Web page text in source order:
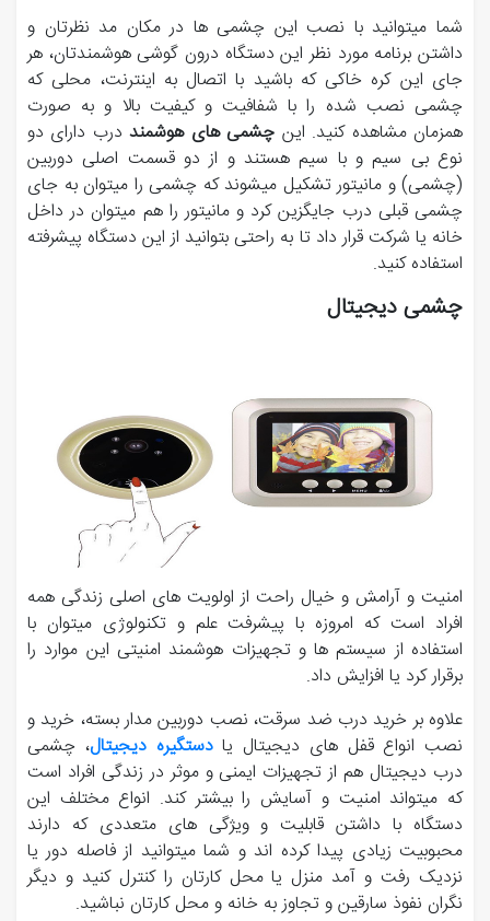
شما میتوانید با نصب این چشمی ها در مکان مد نظرتان و
داشتن برنامه مورد نظر این دستگاه درون گوشی هوشمندتان، هر
جای این کره خاکی که باشید با اتصال به اینترنت، محلی که
چشمی نصب شده را با شفافیت و کیفیت بالا و به صورت
همزمان مشاهده کنید. این چشمی های هوشمند درب دارای دو
نوع بی سیم و با سیم هستند و از دو قسمت اصلی دوربین
(چشمی) و مانیتور تشکیل میشوند که چشمی را میتوان به جای
چشمی قبلی درب جایگزین کرد و مانیتور را هم میتوان در داخل
خانه یا شرکت قرار داد تا به راحتی بتوانید از این دستگاه پیشرفته
استفاده کنید.
چشمی دیجیتال
امنیت و آرامش و خیال راحت از اولویت های اصلی زندگی همه
افراد است که امروزه با پیشرفت علم و تکنولوژی میتوان با
استفاده از سیستم ها و تجهیزات هوشمند امنیتی این موارد را
برقرار کرد یا افزایش داد.
علاوه بر خرید درب ضد سرقت، نصب دوربین مدار بسته، خرید و
نصب انواع قفل های دیجیتال یادستگیره دیجیتال، چشمی
درب دیجیتال هم از تجهیزات ایمنی و موثر در زندگی افراد است
که میتواند امنیت و آسایش را بیشتر کند. انواع مختلف این
دستگاه با داشتن قابلیت و ویژگی های متعددی که دارند
محبوبیت زیادی پیدا کرده اند و شما میتوانید از فاصله دور یا
نزدیک رفت و آمد منزل یا محل کارتان را کنترل کنید و دیگر
نگران نفوذ سارقین و تجاوز به خانه و محل کارتان نباشید.